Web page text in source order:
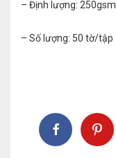
– Định lượng: 250gsm
– Số lượng: 50 tờ/tập